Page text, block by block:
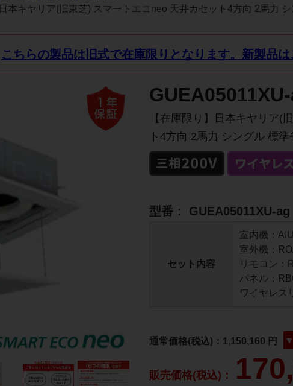
本キヤリア(旧東芝) スマートエコneo 天井カセット4方向 2馬力
こちらの製品は旧式で在庫限りとなります。 新製品は
【在庫限り】日本キヤリア(
ト4方向 2馬力 シングル 標
型番： GUEA05011XU-ag
セット内容
室内機：
室外機：
リモコン：
パネル：
ワイヤレス
通常価格(税込)： 1,150,160 円 ▼
販売価格(税込)：